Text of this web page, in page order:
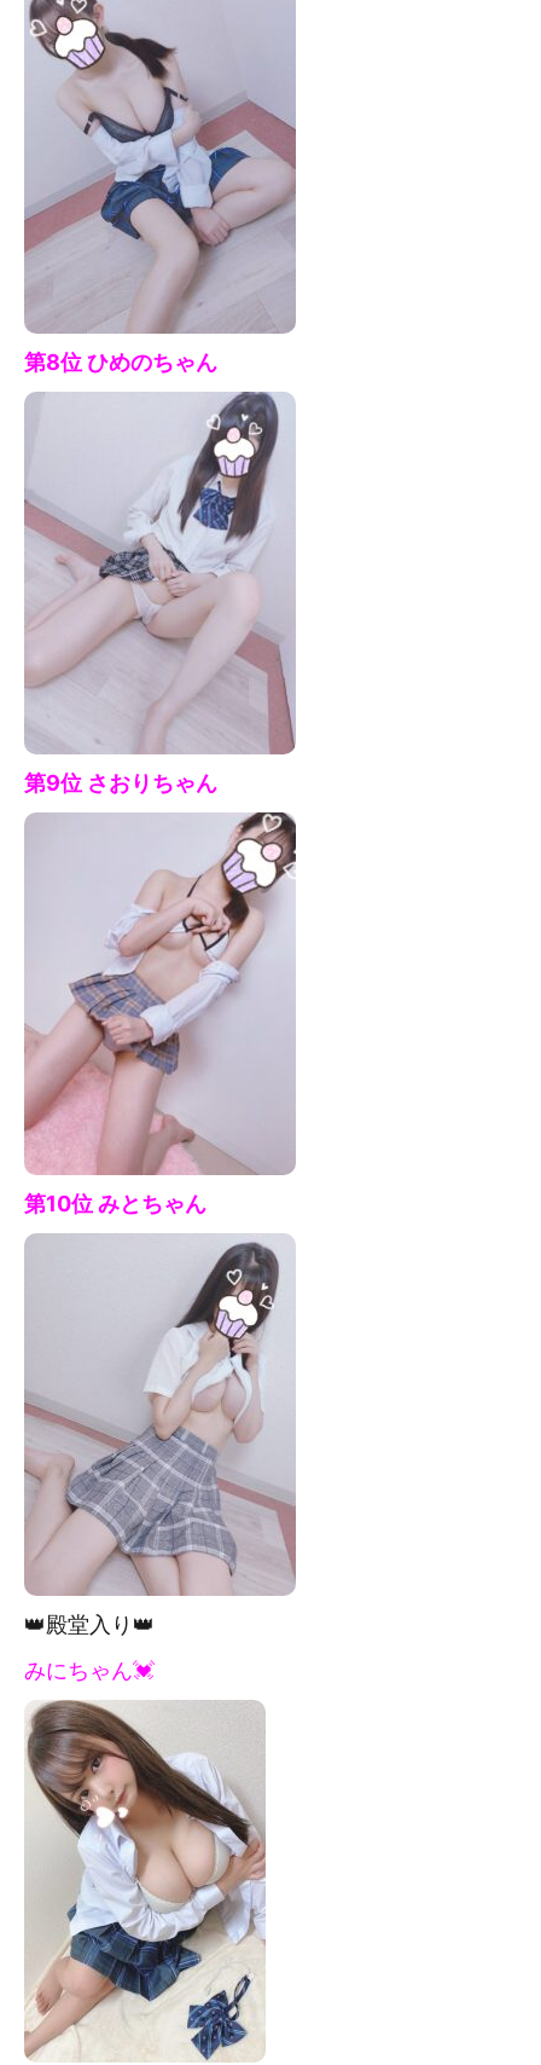
第8位 ひめのちゃん
第9位 さおりちゃん
第10位 みとちゃん
👑殿堂入り👑
みにちゃん💓